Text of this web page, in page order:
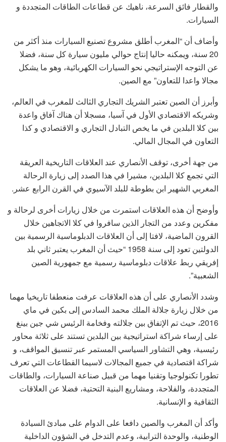
والقطار فائق السرعة، ناهيك عن قطاعات الطاقات المتجددة و
السيارات.
وأضاف أن “المغرب أطلق مشروع تصنيع السيارات منذ أكثر من
20 سنة، ويمكنه حاليا إنتاج حوالي مليون سيارة كل سنة، فضلا
عن التوجه الإستراتيجي نحو السيارات الكهربائية، وهو ما يشكل
مجالا واعدا للتعاون” مع الصين.
وأبرز أن الصين تعتبر الشريك التجاري الثالث للمغرب في العالم،
وشريكه الاقتصادي الأول في آسيا، مسجلا أن هناك آفاق واعدة
بين كلا البلدين في ما يخص التبادل التجاري و الاقتصادي و كذا
التعاون في المجال المالي.
من جهة أخرى، توقف الأنصاري عند العلاقات التاريخية العريقة
التي تجمع كلا البلدين، مشيرا في هذا الصدد إلى زيارة الرحالة
المغربي الشهير ابن بطوطة للبلد الآسيوي في القرن الرابع عشر.
وأوضح أن هذه العلاقات استمرت من خلال زيارات أخرى لرحالة و
مفكرين وعدد من التجار الذين سافروا في كلا الاتجاهين خلال
القرون الماضية، لافتا إلى أن العلاقات الدبلوماسية الرسمية بين
الدولتين تعود إلى سنة 1958 “حيث أن المغرب يعتبر ثاني بلد
إفريقي ربط علاقات دبلوماسية رسمية مع جمهورية الصين
الشعبية”.
وشدد الأنصاري على أن هذه العلاقات عرفت منعطفا تاريخيا مهما
من خلال زيارة جلالة الملك محمد السادس إلى بكين في ماي
2016، حيث تم الإتفاق بين جلالته وفخامة الرئيس شي جين بينغ
على إرساء شراكة استراتيجية بين البلدين تستند على ثلاثة محاور
رئيسية، وهي التشاور السياسي المستمر عبر تنسيق المواقف، و
شراكة اقتصادية في جميع المجالات لاسيما القطاعات التي تعرف
تطورا تكنولوجيا وتقنيا مهما من قبيل صناعة السيارات، والطاقات
المتجددة، والفلاحة، ومشاريع البنية التحتية، فضلا عن العلاقات
الثقافية و الإنسانية.
وأكد أن المغرب والصين دافعا على الدوام على مبادئ السيادة
الوطنية، والوحدة الترابية، وعدم التدخل في الشؤون الداخلية